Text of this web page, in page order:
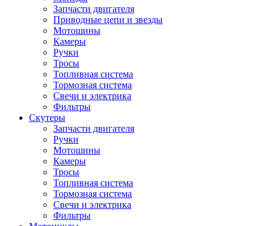
Запчасти двигателя
Приводные цепи и звезды
Мотошины
Камеры
Ручки
Тросы
Топливная система
Тормозная система
Свечи и электрика
Фильтры
Cкутеры
Запчасти двигателя
Ручки
Мотошины
Камеры
Тросы
Топливная система
Тормозная система
Свечи и электрика
Фильтры